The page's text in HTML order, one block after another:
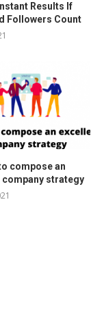
Results If
Followers Count
compose an
company strategy